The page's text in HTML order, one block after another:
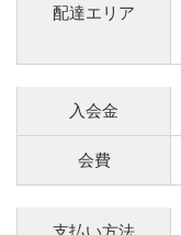
配達エリア
入会金
会費